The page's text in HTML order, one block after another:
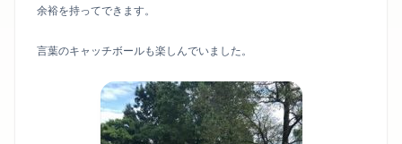
余裕を持ってできます。
言葉のキャッチボールも楽しんでいました。